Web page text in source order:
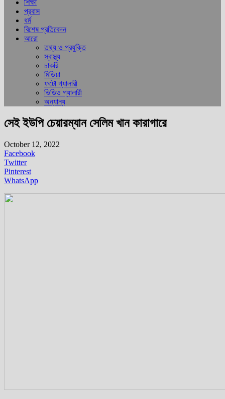
শিক্ষা
প্রবাস
ধর্ম
বিশেষ প্রতিবেদন
আরো
তথ্য ও প্রযুক্তি
স্বাস্থ্য
চাকরি
মিডিয়া
ফটো গ্যালারী
ভিডিও গ্যালারী
অন্যান্য
সেই ইউপি চেয়ারম্যান সেলিম খান কারাগারে
October 12, 2022
Facebook
Twitter
Pinterest
WhatsApp